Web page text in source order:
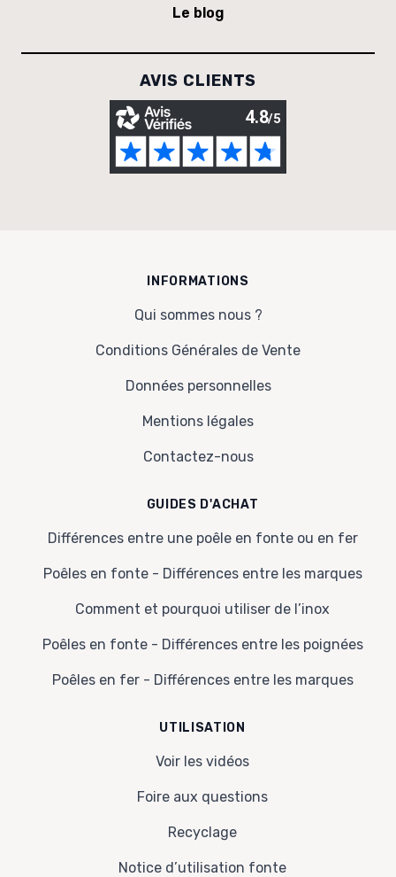
Le blog
AVIS CLIENTS
INFORMATIONS
Qui sommes nous ?
Conditions Générales de Vente
Données personnelles
Mentions légales
Contactez-nous
GUIDES D'ACHAT
Différences entre une poêle en fonte ou en fer
Poêles en fonte - Différences entre les marques
Comment et pourquoi utiliser de l’inox
Poêles en fonte - Différences entre les poignées
Poêles en fer - Différences entre les marques
UTILISATION
Voir les vidéos
Foire aux questions
Recyclage
Notice d’utilisation fonte